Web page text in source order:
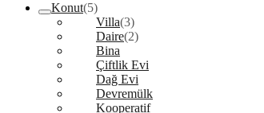
Konut(5)
Villa(3)
Daire(2)
Bina
Çiftlik Evi
Dağ Evi
Devremülk
Kooperatif